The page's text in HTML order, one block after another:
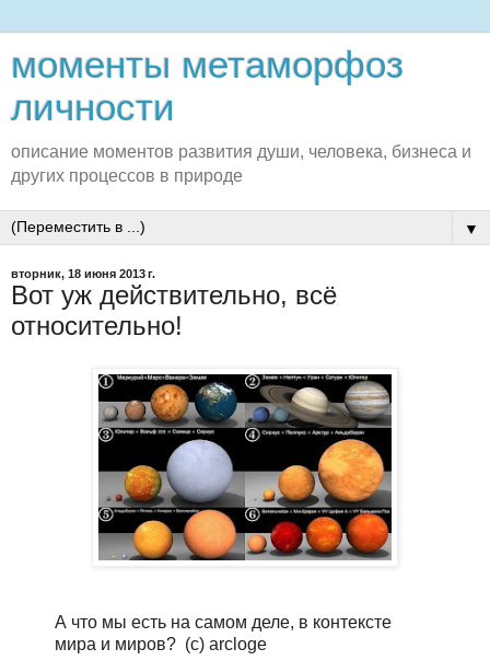
моменты метаморфоз
личности
описание моментов развития души, человека, бизнеса и
других процессов в природе
▼
вторник, 18 июня 2013 г.
Вот уж действительно, всё
относительно!
А что мы есть на самом деле, в контексте
мира и миров? (с) arcloge